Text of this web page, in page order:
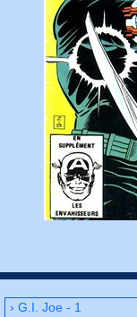
› G.I. Joe - 1